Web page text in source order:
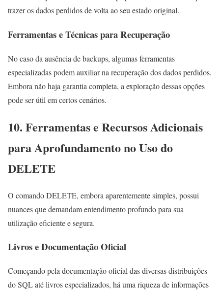
trazer os dados perdidos de volta ao seu estado original.
Ferramentas e Técnicas para Recuperação
No caso da ausência de backups, algumas ferramentas
especializadas podem auxiliar na recuperação dos dados perdidos.
Embora não haja garantia completa, a exploração dessas opções
pode ser útil em certos cenários.
10. Ferramentas e Recursos Adicionais
para Aprofundamento no Uso do
DELETE
O comando DELETE, embora aparentemente simples, possui
nuances que demandam entendimento profundo para sua
utilização eficiente e segura.
Livros e Documentação Oficial
Começando pela documentação oficial das diversas distribuições
do SQL até livros especializados, há uma riqueza de informações